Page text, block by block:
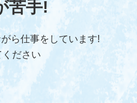
苦手!
ら仕事をしています!
ださい